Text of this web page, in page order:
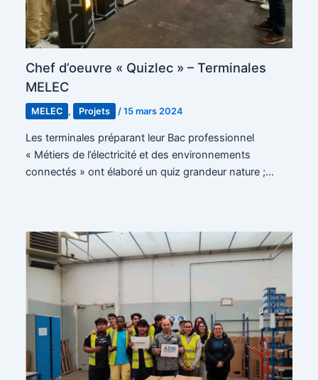
Chef d’oeuvre « Quizlec » – Terminales
MELEC
MELEC , Projets /15 mars 2024
Les terminales préparant leur Bac professionnel
« Métiers de l’électricité et des environnements
connectés » ont élaboré un quiz grandeur nature ;…